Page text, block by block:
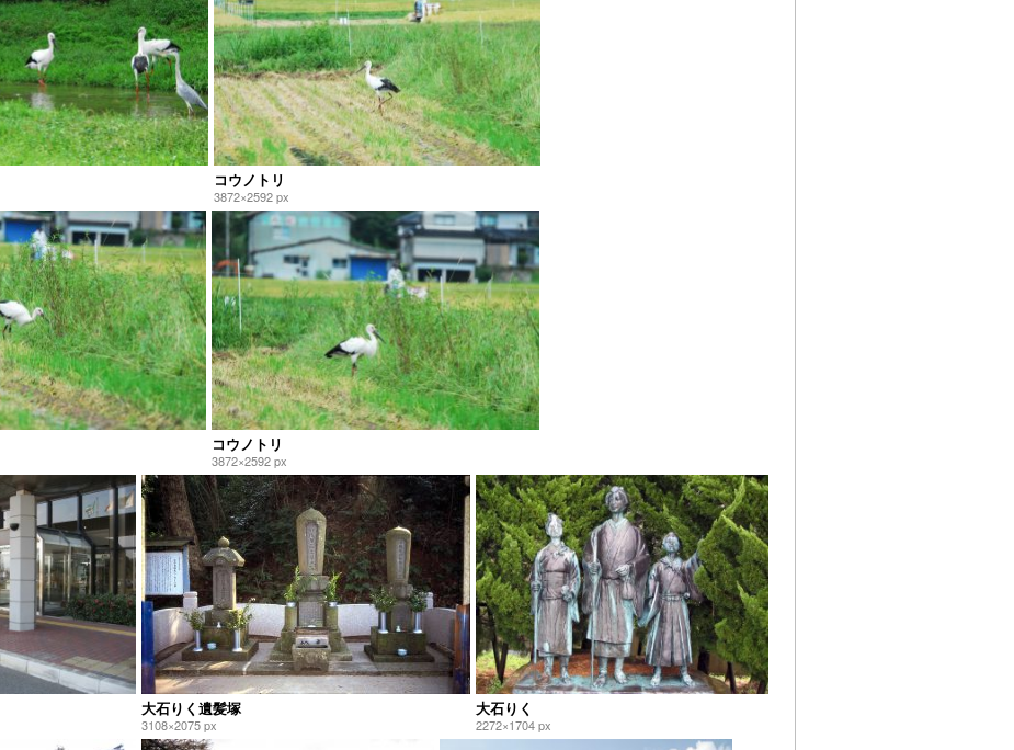
コウノトリ
3872×2592 px
コウノトリ
3872×2592 px
大石りく遺髪塚
3108×2075 px
大石りく
2272×1704 px